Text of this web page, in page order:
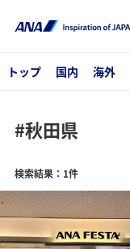
トップ 国内 海外
#秋田県
検索結果：1件